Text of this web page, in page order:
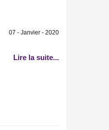
07 - Janvier - 2020
Lire la suite...